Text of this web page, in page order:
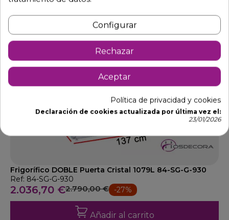
Frigorífico DOBLE Puerta Cristal 1079L 84-SG-G-930
Ref: 84-SG-G-930
2.036,70 €2.790,00 € -27%
Añadir al carrito
Configurar
Rechazar
Aceptar
Política de privacidad y cookies
Declaración de cookies actualizada por última vez el:
23/01/2026